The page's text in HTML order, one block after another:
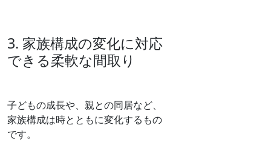
3. 家族構成の変化に対応
できる柔軟な間取り
子どもの成長や、親との同居など、
家族構成は時とともに変化するもの
です。